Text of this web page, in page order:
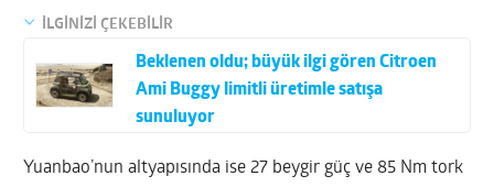
İLGİNİZİ ÇEKEBİLİR
Beklenen oldu; büyük ilgi gören Citroen
Ami Buggy limitli üretimle satışa
sunuluyor
Yuanbao’nun altyapısında ise 27 beygir güç ve 85 Nm tork